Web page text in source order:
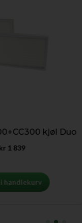
kjøl Duo